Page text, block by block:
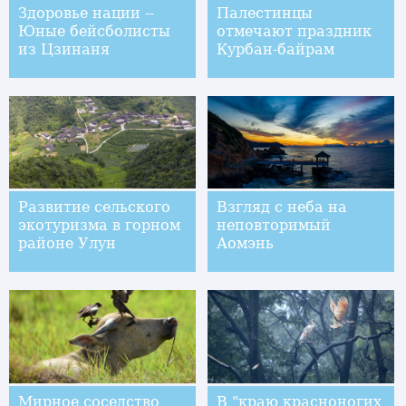
Здоровье нации --
Юные бейсболисты
из Цзинаня
Палестинцы
отмечают праздник
Курбан-байрам
Развитие сельского
экотуризма в горном
районе Улун
Взгляд с неба на
неповторимый
Аомэнь
Мирное соседство В "краю красноногих